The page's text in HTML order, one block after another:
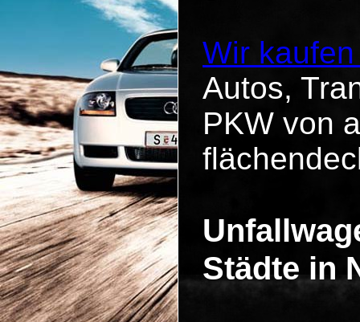
Wir
Autos,
PKW von
Städte in